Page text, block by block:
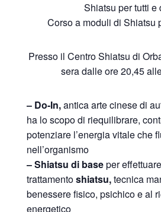
Shiatsu per tutti e
Corso a moduli di Shiatsu
Presso il Centro Shiatsu di
sera dalle ore 20,45
– Do-In,antica arte cinese di
ha lo scopo di riequilibrare,
potenziare l’energia vitale che
nell’organismo
– Shiatsu di baseper
trattamentoshiatsu,tecnica
benessere fisico, psichico e al
energetico